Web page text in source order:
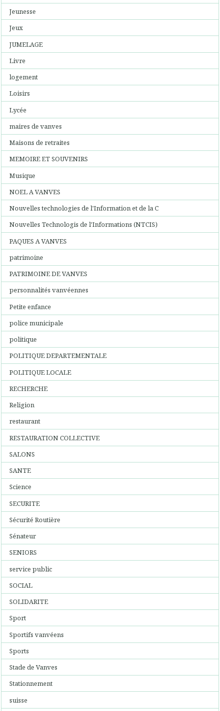
Jeunesse
Jeux
JUMELAGE
Livre
logement
Loisirs
Lycée
maires de vanves
Maisons de retraites
MEMOIRE ET SOUVENIRS
Musique
NOEL A VANVES
Nouvelles technologies de l'Information et de la C
Nouvelles Technologis de l'Informations (NTCIS)
PAQUES A VANVES
patrimoine
PATRIMOINE DE VANVES
personnalités vanvéennes
Petite enfance
police municipale
politique
POLITIQUE DEPARTEMENTALE
POLITIQUE LOCALE
RECHERCHE
Religion
restaurant
RESTAURATION COLLECTIVE
SALONS
SANTE
Science
SECURITE
Sécurité Routière
Sénateur
SENIORS
service public
SOCIAL
SOLIDARITE
Sport
Sportifs vanvéens
Sports
Stade de Vanves
Stationnement
suisse